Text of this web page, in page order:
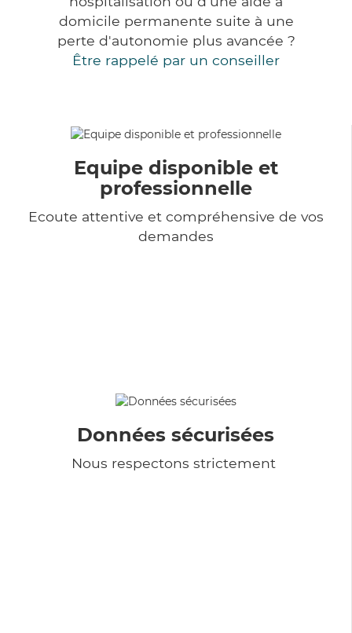
domicile permanente suite à une
perte d'autonomie plus avancée ?
Être rappelé par un conseiller
Equipe disponible et
professionnelle
Ecoute attentive et compréhensive de vos
demandes
Données sécurisées
Nous respectons strictement